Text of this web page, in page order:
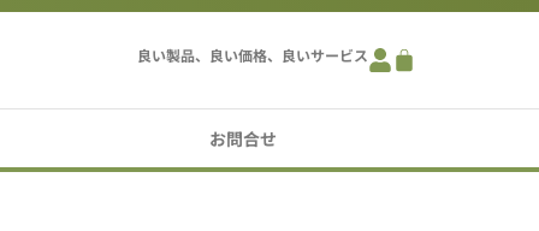
良い製品、良い価格、良いサービス
お問合せ